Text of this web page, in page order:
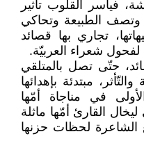
فيأسر القلوب تأثير
الطبيعة وتحاكي
تجاري بها قصائد
لفحول شعراء العربيّة.
حتّى تصل بالمتلقي
مبتدئة بإهدائها
في مناجاة أمّها
القارئ أمّها ماثلة
الشاعرة لحظات حزنها